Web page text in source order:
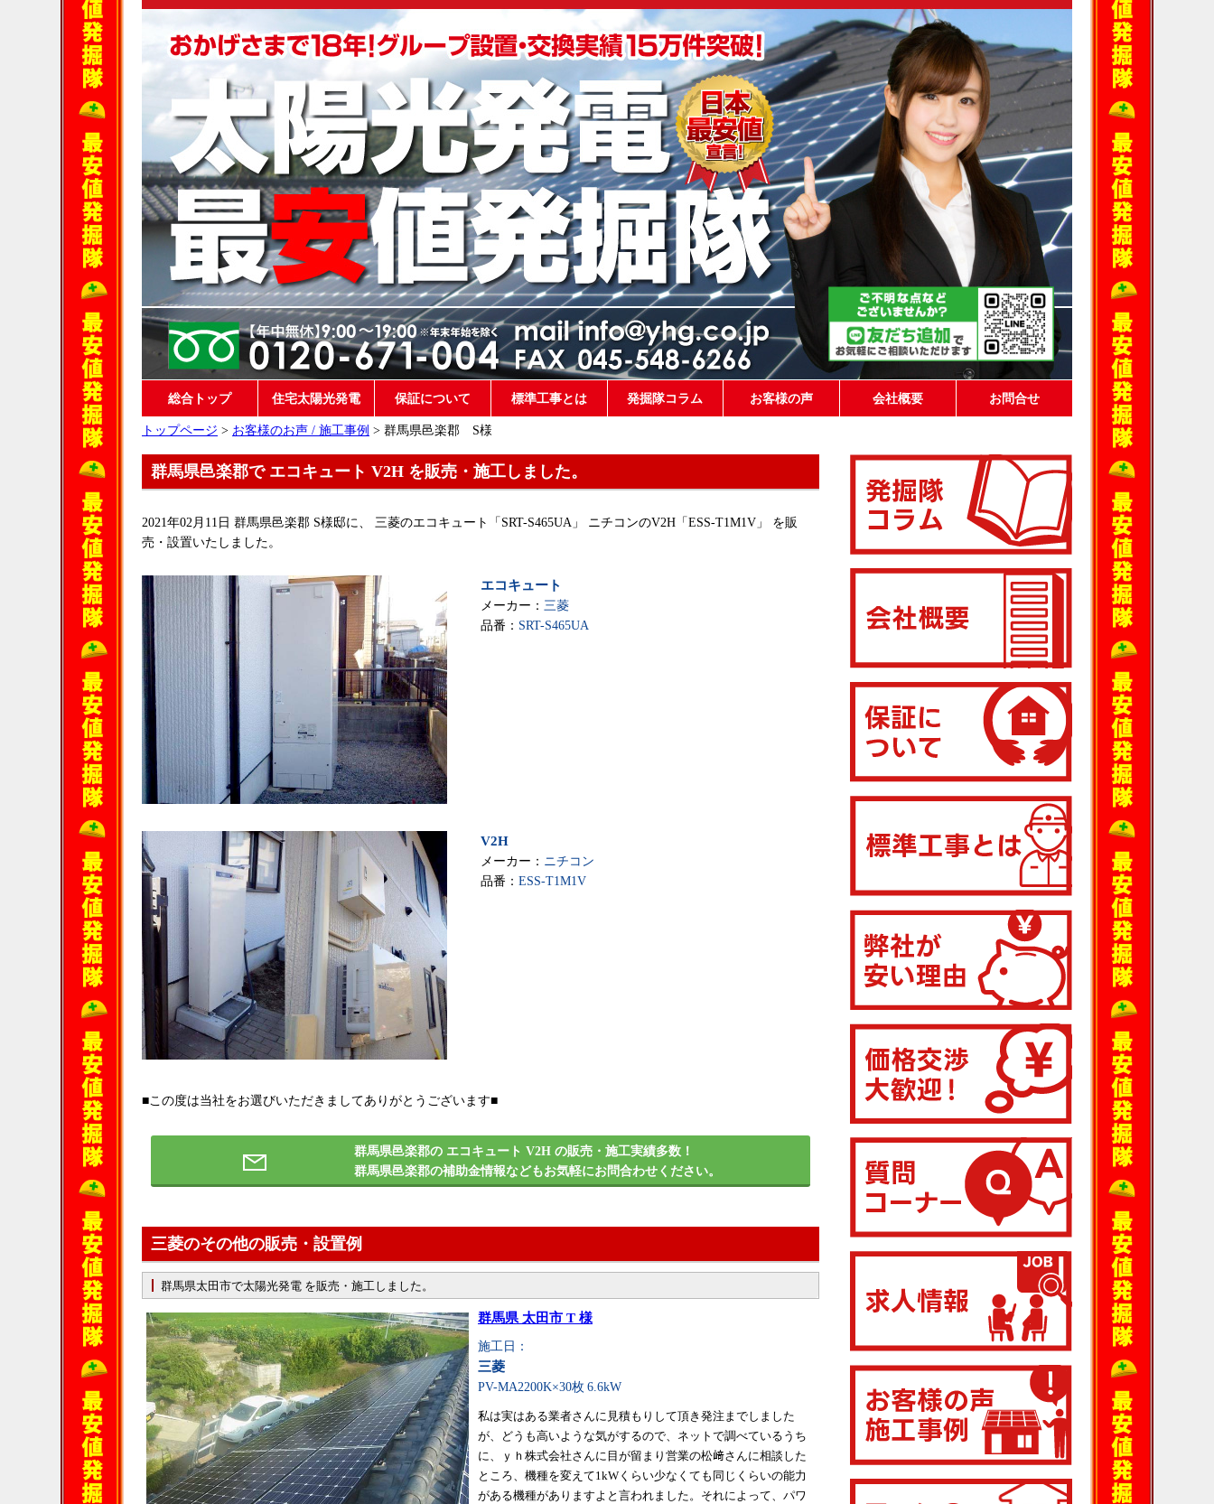
総合トップ 住宅太陽光発電 保証について 標準工事とは 発掘隊コラム お客様の声 会社概要 お問合せ
トップページ > お客様のお声 / 施工事例 > 群馬県邑楽郡 S様
群馬県邑楽郡で エコキュート V2H を販売・施工しました。
2021年02月11日 群馬県邑楽郡 S様邸に、 三菱のエコキュート「SRT-S465UA」 ニチコンのV2H「ESS-T1M1V」 を販
売・設置いたしました。
エコキュート
メーカー： 三菱
品番： SRT-S465UA
V2H
メーカー： ニチコン
品番： ESS-T1M1V
■この度は当社をお選びいただきましてありがとうございます■
群馬県邑楽郡の エコキュート V2H の販売・施工実績多数！
群馬県邑楽郡の補助金情報などもお気軽にお問合わせください。
三菱のその他の販売・設置例
群馬県太田市で太陽光発電 を販売・施工しました。
群馬県 太田市 T 様
施工日：
三菱
PV-MA2200K×30枚 6.6kW
私は実はある業者さんに見積もりして頂き発注までしました
が、どうも高いような気がするので、ネットで調べているうち
に、ｙｈ株式会社さんに目が留まり営業の松﨑さんに相談した
ところ、機種を変えて1kWくらい少なくても同じくらいの能力
がある機種がありますよと言われました。それによって、パワ